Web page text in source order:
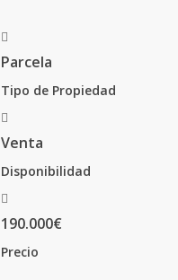
Parcela
Tipo de Propiedad
Venta
Disponibilidad
190.000€
Precio